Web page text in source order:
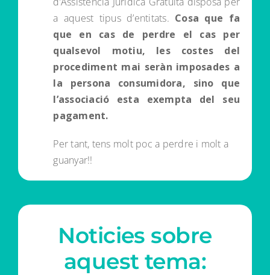
a aquest tipus d’entitats. Cosa que fa
que en cas de perdre el cas per
qualsevol motiu, les costes del
procediment mai seràn imposades a
la persona consumidora, sino que
l’associació esta exempta del seu
pagament.
Per tant, tens molt poc a perdre i molt a
guanyar!!
Noticies sobre
aquest tema: